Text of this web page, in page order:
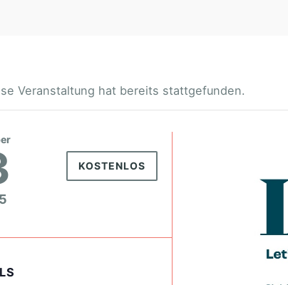
Veranstaltung hat bereits stattgefunden.
KOSTENLOS